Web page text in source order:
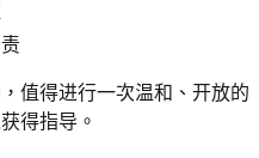
值得进行一次温和、开放的
得指导。